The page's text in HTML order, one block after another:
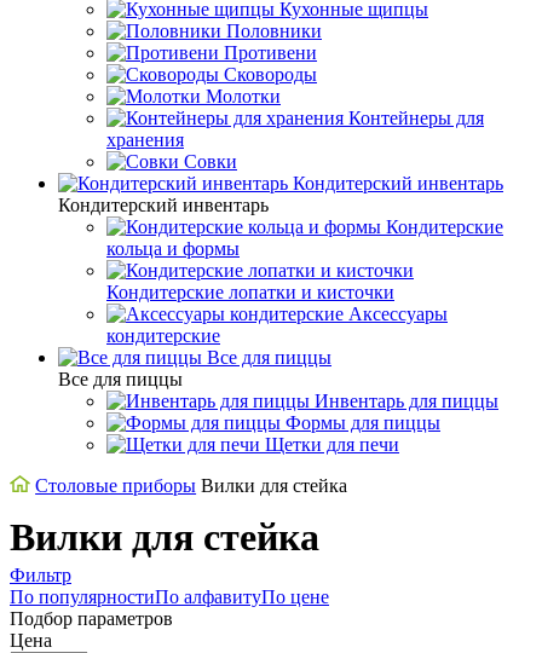
Кухонные щипцы
Половники
Противени
Сковороды
Молотки
Контейнеры для
хранения
Совки
Кондитерский инвентарь
Кондитерский инвентарь
Кондитерские
кольца и формы
Кондитерские лопатки и кисточки
Аксессуары
кондитерские
Все для пиццы
Все для пиццы
Инвентарь для пиццы
Формы для пиццы
Щетки для печи
Cтоловые приборы Вилки для стейка
Вилки для стейка
Фильтр
По популярностиПо алфавитуПо цене
Подбор параметров
Цена